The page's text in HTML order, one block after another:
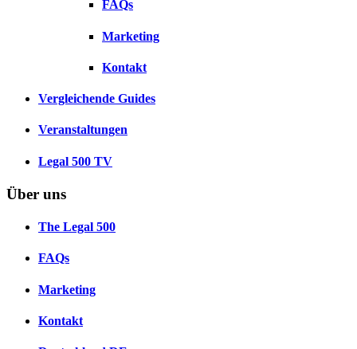
FAQs
Marketing
Kontakt
Vergleichende Guides
Veranstaltungen
Legal 500 TV
Über uns
The Legal 500
FAQs
Marketing
Kontakt